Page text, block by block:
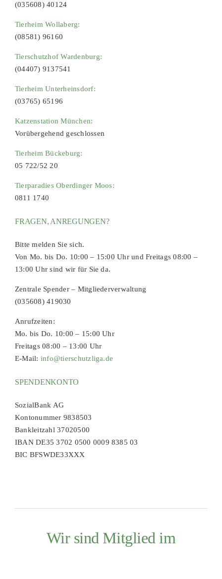
(035608) 40124
Tierheim Wollaberg:
(08581) 96160
Tierschutzhof Wardenburg:
(04407) 9137541
Tierheim Unterheinsdorf:
(03765) 65196
Katzenstation München:
Vorübergehend geschlossen
Tierheim Bückeburg:
05 722/52 20
Tierparadies Oberdinger Moos:
0811 1740
FRAGEN, ANREGUNGEN?
Bitte melden Sie sich.
Von Mo. bis Do. 10:00 – 15:00 Uhr und Freitags 08:00 –
13:00 Uhr sind wir für Sie da.
Zentrale Spender – Mitgliederverwaltung
(035608) 419030
Anrufzeiten:
Mo. bis Do. 10:00 – 15:00 Uhr
Freitags 08:00 – 13:00 Uhr
E-Mail: info@tierschutzliga.de
SPENDENKONTO
SozialBank AG
Kontonummer 9838503
Bankleitzahl 37020500
IBAN DE35 3702 0500 0009 8385 03
BIC BFSWDE33XXX
Wir sind Mitglied im